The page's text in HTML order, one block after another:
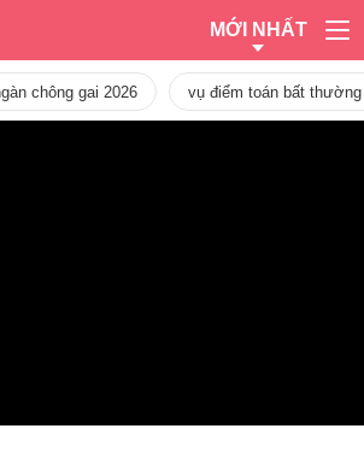
MỚI NHẤT
chông gai 2026 vụ điểm toán bất